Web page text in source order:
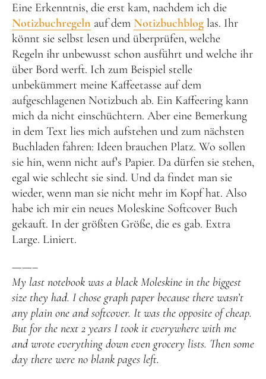
Eine Erkenntnis, die erst kam, nachdem ich die
Notizbuchregeln auf dem Notizbuchblog las. Ihr
könnt sie selbst lesen und überprüfen, welche
Regeln ihr unbewusst schon ausführt und welche ihr
über Bord werft. Ich zum Beispiel stelle
unbekümmert meine Kaffeetasse auf dem
aufgeschlagenen Notizbuch ab. Ein Kaffeering kann
mich da nicht einschüchtern. Aber eine Bemerkung
in dem Text lies mich aufstehen und zum nächsten
Buchladen fahren: Ideen brauchen Platz. Wo sollen
sie hin, wenn nicht auf’s Papier. Da dürfen sie stehen,
egal wie schlecht sie sind. Und da findet man sie
wieder, wenn man sie nicht mehr im Kopf hat. Also
habe ich mir ein neues Moleskine Softcover Buch
gekauft. In der größten Größe, die es gab. Extra
Large. Liniert.
——–
My last notebook was a black Moleskine in the biggest
size they had. I chose graph paper because there wasn’t
any plain one and softcover. It was the opposite of cheap.
But for the next 2 years I took it everywhere with me
and wrote everything down even grocery lists. Then some
day there were no blank pages left.